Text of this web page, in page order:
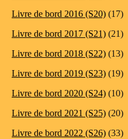
Livre de bord 2016 (S20) (17)
Livre de bord 2017 (S21) (21)
Livre de bord 2018 (S22) (13)
Livre de bord 2019 (S23) (19)
Livre de bord 2020 (S24) (10)
Livre de bord 2021 (S25) (20)
Livre de bord 2022 (S26) (33)